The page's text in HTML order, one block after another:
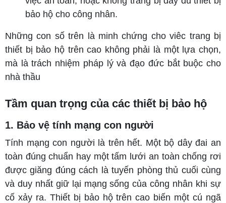
bảo hộ cho công nhân.
Những con số trên là minh chứng cho viêc trang bị
thiết bị bảo hộ trên cao không phải là một lựa chọn,
mà là trách nhiệm pháp lý và đạo đức bắt buộc cho
nhà thầu
Tầm quan trọng của các thiết bị bảo hộ
1. Bảo vệ tính mạng con người
Tính mạng con người là trên hết. Một bộ dây đai an
toàn đúng chuẩn hay một tấm lưới an toàn chống rơi
được giăng đúng cách là tuyến phòng thủ cuối cùng
và duy nhất giữ lại mạng sống của công nhân khi sự
cố xảy ra. Thiết bị bảo hộ trên cao biến một cú ngã